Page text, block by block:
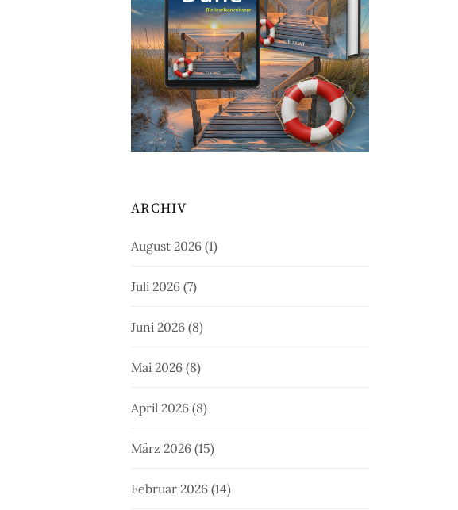
ARCHIV
August 2026 (1)
Juli 2026 (7)
Juni 2026 (8)
Mai 2026 (8)
April 2026 (8)
März 2026 (15)
Februar 2026 (14)